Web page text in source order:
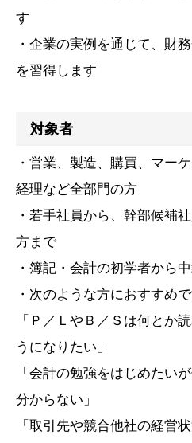
す
・企業の実例を通じて、財
を習得します
対象者
・営業、製造、購買、マー
経理など全部門の方
・若手社員から、幹部候補
方まで
・簿記・会計の初学者から
・次のような方におすすめで
「Ｐ／ＬやＢ／Ｓは何とか
うになりたい」
「会計の勉強をはじめたい
分からない」
「取引先や競合他社の経営